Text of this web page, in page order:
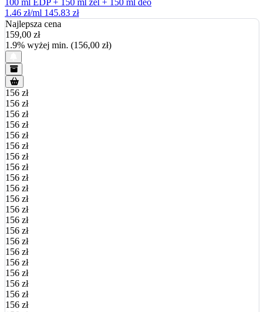
1.46 zł/ml 145.83 zł
Najlepsza cena
159,00 zł
1.9% wyżej min. (156,00 zł)
156 zł
156 zł
156 zł
156 zł
156 zł
156 zł
156 zł
156 zł
156 zł
156 zł
156 zł
156 zł
156 zł
156 zł
156 zł
156 zł
156 zł
156 zł
156 zł
156 zł
156 zł